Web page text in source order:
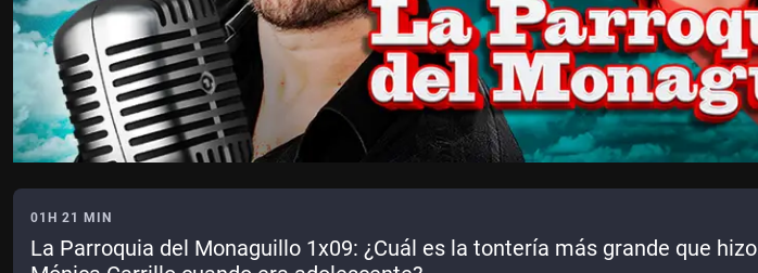
01H 21 MIN
La Parroquia del Monaguillo 1x09: ¿Cuál es la tontería más grande que hizo